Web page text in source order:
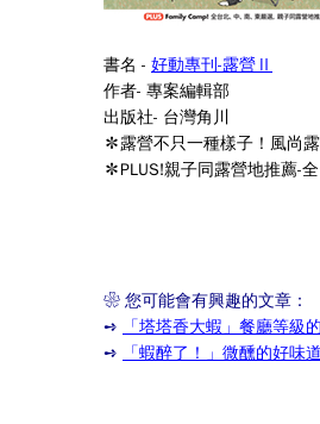
書名 - 好動專刊-露營Ⅱ
作者- 專案編輯部
出版社- 台灣角川
✽露營不只一種樣子！風尚
✽PLUS!親子同露營地推薦-
❀ 您可能會有興趣的文章：
➺
「塔塔香大蝦」餐廳等級
➺
「蝦醉了！」微醺的好味